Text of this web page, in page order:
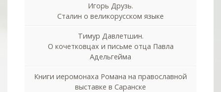
Игорь Друзь.
Сталин о великорусском языке
Тимур Давлетшин.
О кочетковцах и письме отца Павла
Адельгейма
Книги иеромонаха Романа на православной
выставке в Саранске